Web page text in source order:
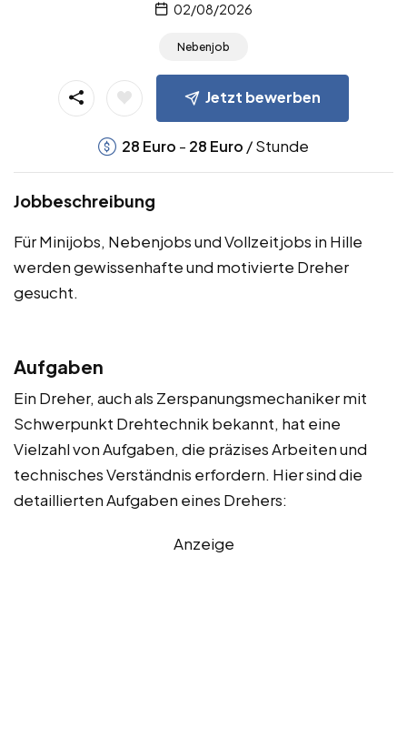
02/08/2026
Nebenjob
Jetzt bewerben
28 Euro - 28 Euro / Stunde
Jobbeschreibung
Für Minijobs, Nebenjobs und Vollzeitjobs in Hille
werden gewissenhafte und motivierte Dreher
gesucht.
Aufgaben
Ein Dreher, auch als Zerspanungsmechaniker mit
Schwerpunkt Drehtechnik bekannt, hat eine
Vielzahl von Aufgaben, die präzises Arbeiten und
technisches Verständnis erfordern. Hier sind die
detaillierten Aufgaben eines Drehers:
Anzeige